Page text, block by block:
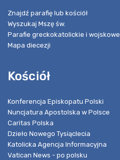
Znajdź parafię lub kościół
Wyszukaj Mszę św.
Parafie greckokatolickie i wojskowe
Mapa diecezji
Kościół
Konferencja Episkopatu Polski
Nuncjatura Apostolska w Polsce
Caritas Polska
Dzieło Nowego Tysiąclecia
Katolicka Agencja Informacyjna
Vatican News - po polsku